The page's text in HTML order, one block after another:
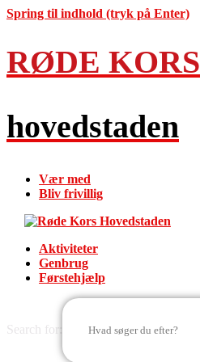
Spring til indhold (tryk på Enter)
RØDE KORS
hovedstaden
Vær med
Bliv frivillig
Aktiviteter
Genbrug
Førstehjælp
Search for: